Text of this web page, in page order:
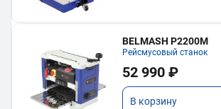
BELMASH P2200M
Рейсмусовый станок
52 990 ₽
В корзину